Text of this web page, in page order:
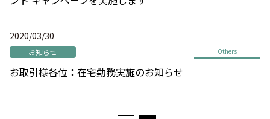
2020/03/30
お知らせ Others
お取引様各位：在宅勤務実施のお知らせ